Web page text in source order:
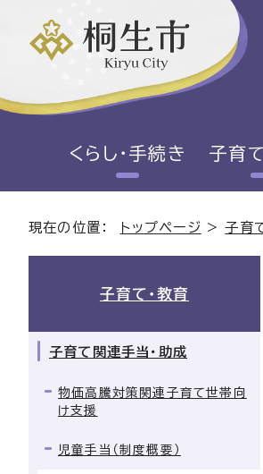
くらし・手続き 子育
現在の位置： トップページ >子育
子育て・教育
子育て関連手当・助成
物価高騰対策関連子育て世帯向
け支援
児童手当（制度概要）